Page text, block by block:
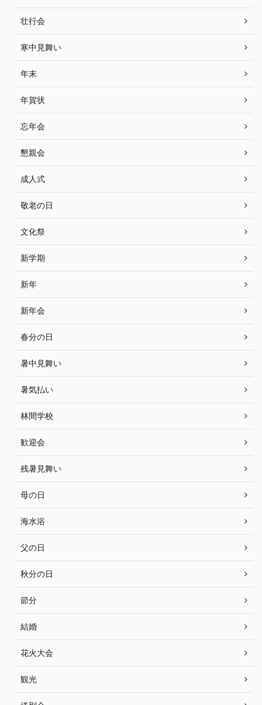
壮行会
寒中見舞い
年末
年賀状
忘年会
懇親会
成人式
敬老の日
文化祭
新学期
新年
新年会
春分の日
暑中見舞い
暑気払い
林間学校
歓迎会
残暑見舞い
母の日
海水浴
父の日
秋分の日
節分
結婚
花火大会
観光